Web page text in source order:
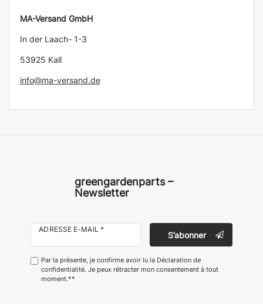
MA-Versand GmbH
In der Laach- 1-3
53925 Kall
info@ma-versand.de
greengardenparts –
Newsletter
ADRESSE E-MAIL *
S’abonner
Par la présente, je confirme avoir lu la Déclaration de
confidentialité. Je peux rétracter mon consentement à tout
moment.**